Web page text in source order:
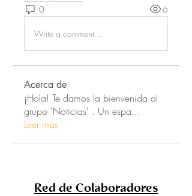
0 6
Write a comment...
Acerca de
¡Hola! Te damos la bienvenida al
grupo 'Noticias' . Un espa...
Leer más
Red de Colaboradores